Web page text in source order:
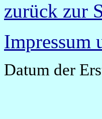
zurück zur
Impressum
Datum der